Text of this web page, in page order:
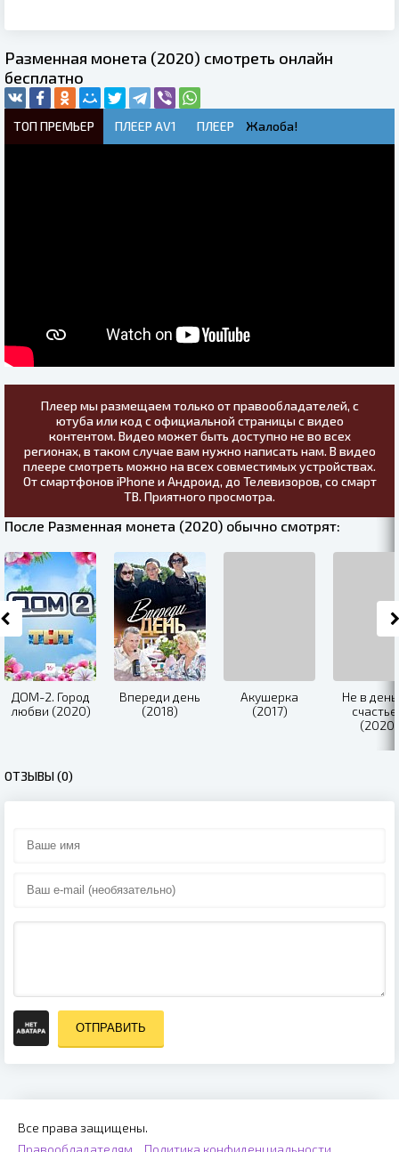
Разменная монета (2020) смотреть онлайн
бесплатно
ТОП ПРЕМЬЕР ПЛЕЕР AV1 ПЛЕЕР Жалоба!
Плеер мы размещаем только от правообладателей, с
ютуба или код с официальной страницы с видео
контентом. Видео может быть доступно не во всех
регионах, в таком случае вам нужно написать нам. В видео
плеере смотреть можно на всех совместимых устройствах.
От смартфонов iPhone и Андроид, до Телевизоров, со смарт
ТВ. Приятного просмотра.
После Разменная монета (2020) обычно смотрят:
ДОМ-2. Город
любви (2020)
Впереди день
(2018)
Акушерка
(2017)
Не в
(2020)
ОТЗЫВЫ (0)
ОТПРАВИТЬ
Все права защищены.
Правообладателям
Политика конфиденциальности